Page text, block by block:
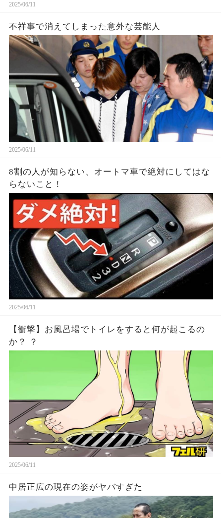
2025/06/11
不祥事で消えてしまった意外な芸能人
2025/06/11
8割の人が知らない、オートマ車で絶対にしてはな
らないこと！
2025/06/11
【衝撃】お風呂場でトイレをすると何が起こるの
か？ ？
2025/06/11
中居正広の現在の姿がヤバすぎた